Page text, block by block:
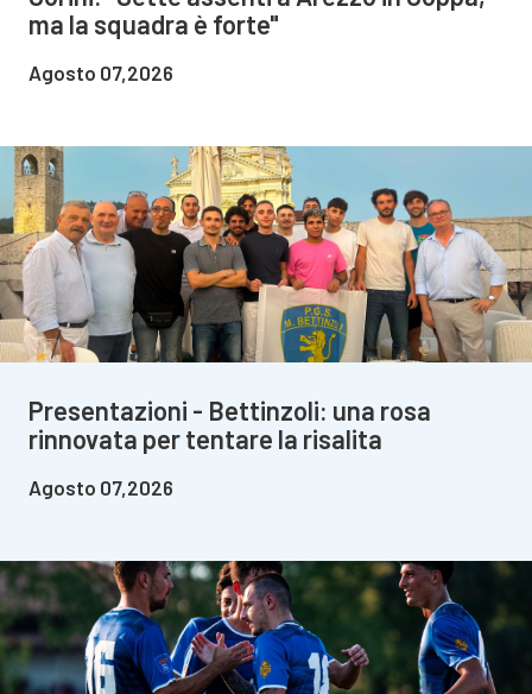
ma la squadra è forte"
Agosto 07,2026
Presentazioni - Bettinzoli: una rosa
rinnovata per tentare la risalita
Agosto 07,2026